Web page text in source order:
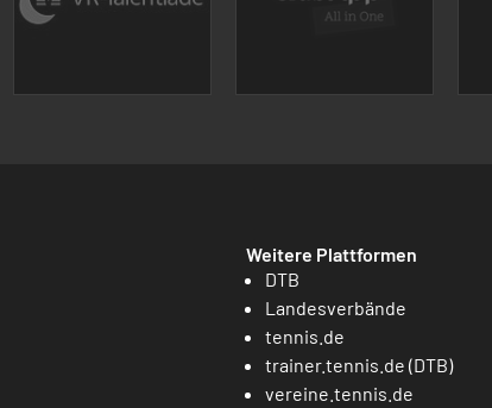
Weitere Plattformen
DTB
Landesverbände
tennis.de
trainer.tennis.de (DTB)
vereine.tennis.de